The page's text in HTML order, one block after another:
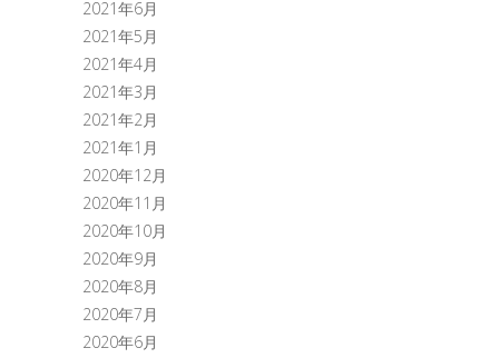
2021年6月
2021年5月
2021年4月
2021年3月
2021年2月
2021年1月
2020年12月
2020年11月
2020年10月
2020年9月
2020年8月
2020年7月
2020年6月